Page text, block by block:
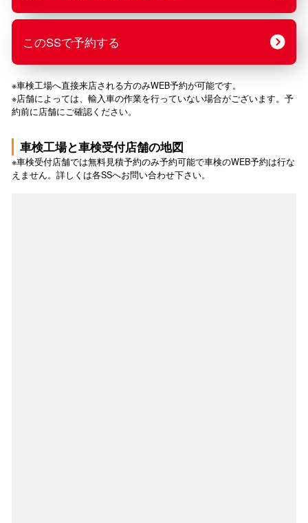
このSSで予約する
※車検工場へ直接来店される方のみWEB予約が可能です。
※店舗によっては、輸入車の作業を行っていない場合がございます。予
約前に店舗にご確認ください。
車検工場と車検受付店舗の地図
※車検受付店舗では無料見積予約のみ予約可能で車検のWEB予約は行な
えません。詳しくは各SSへお問い合わせ下さい。